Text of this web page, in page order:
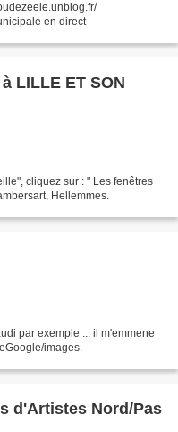
en direct
LILLE ET SON
cliquez sur : " Les fenêtres
Hellemmes.
par exemple ... il m'emmene
images.
d'Artistes Nord/Pas